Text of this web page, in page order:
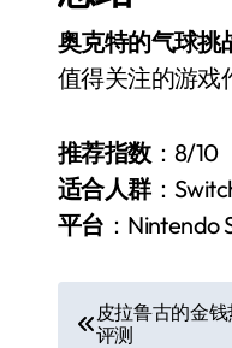
奥克特的气球挑
值得关注的游戏
推荐指数：8/10
适合人群：
平台 ：Nintendo
文 皮拉鲁古的金钱
评测